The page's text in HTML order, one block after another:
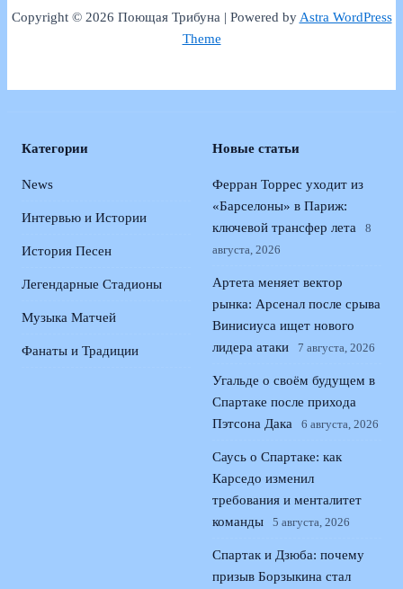
Copyright © 2026 Поющая Трибуна | Powered byAstra WordPress
Theme
Категории
News
Интервью и Истории
История Песен
Легендарные Стадионы
Музыка Матчей
Фанаты и Традиции
Новые статьи
Ферран Торрес уходит из
«Барселоны» в Париж:
ключевой трансфер лета
8
августа, 2026
Артета меняет вектор
рынка: Арсенал после срыва
Винисиуса ищет нового
лидера атаки
7 августа, 2026
Угальде о своём будущем в
Спартаке после прихода
Пэтсона Дака
6 августа, 2026
Саусь о Спартаке: как
Карседо изменил
требования и менталитет
команды
5 августа, 2026
Спартак и Дзюба: почему
призыв Борзыкина стал